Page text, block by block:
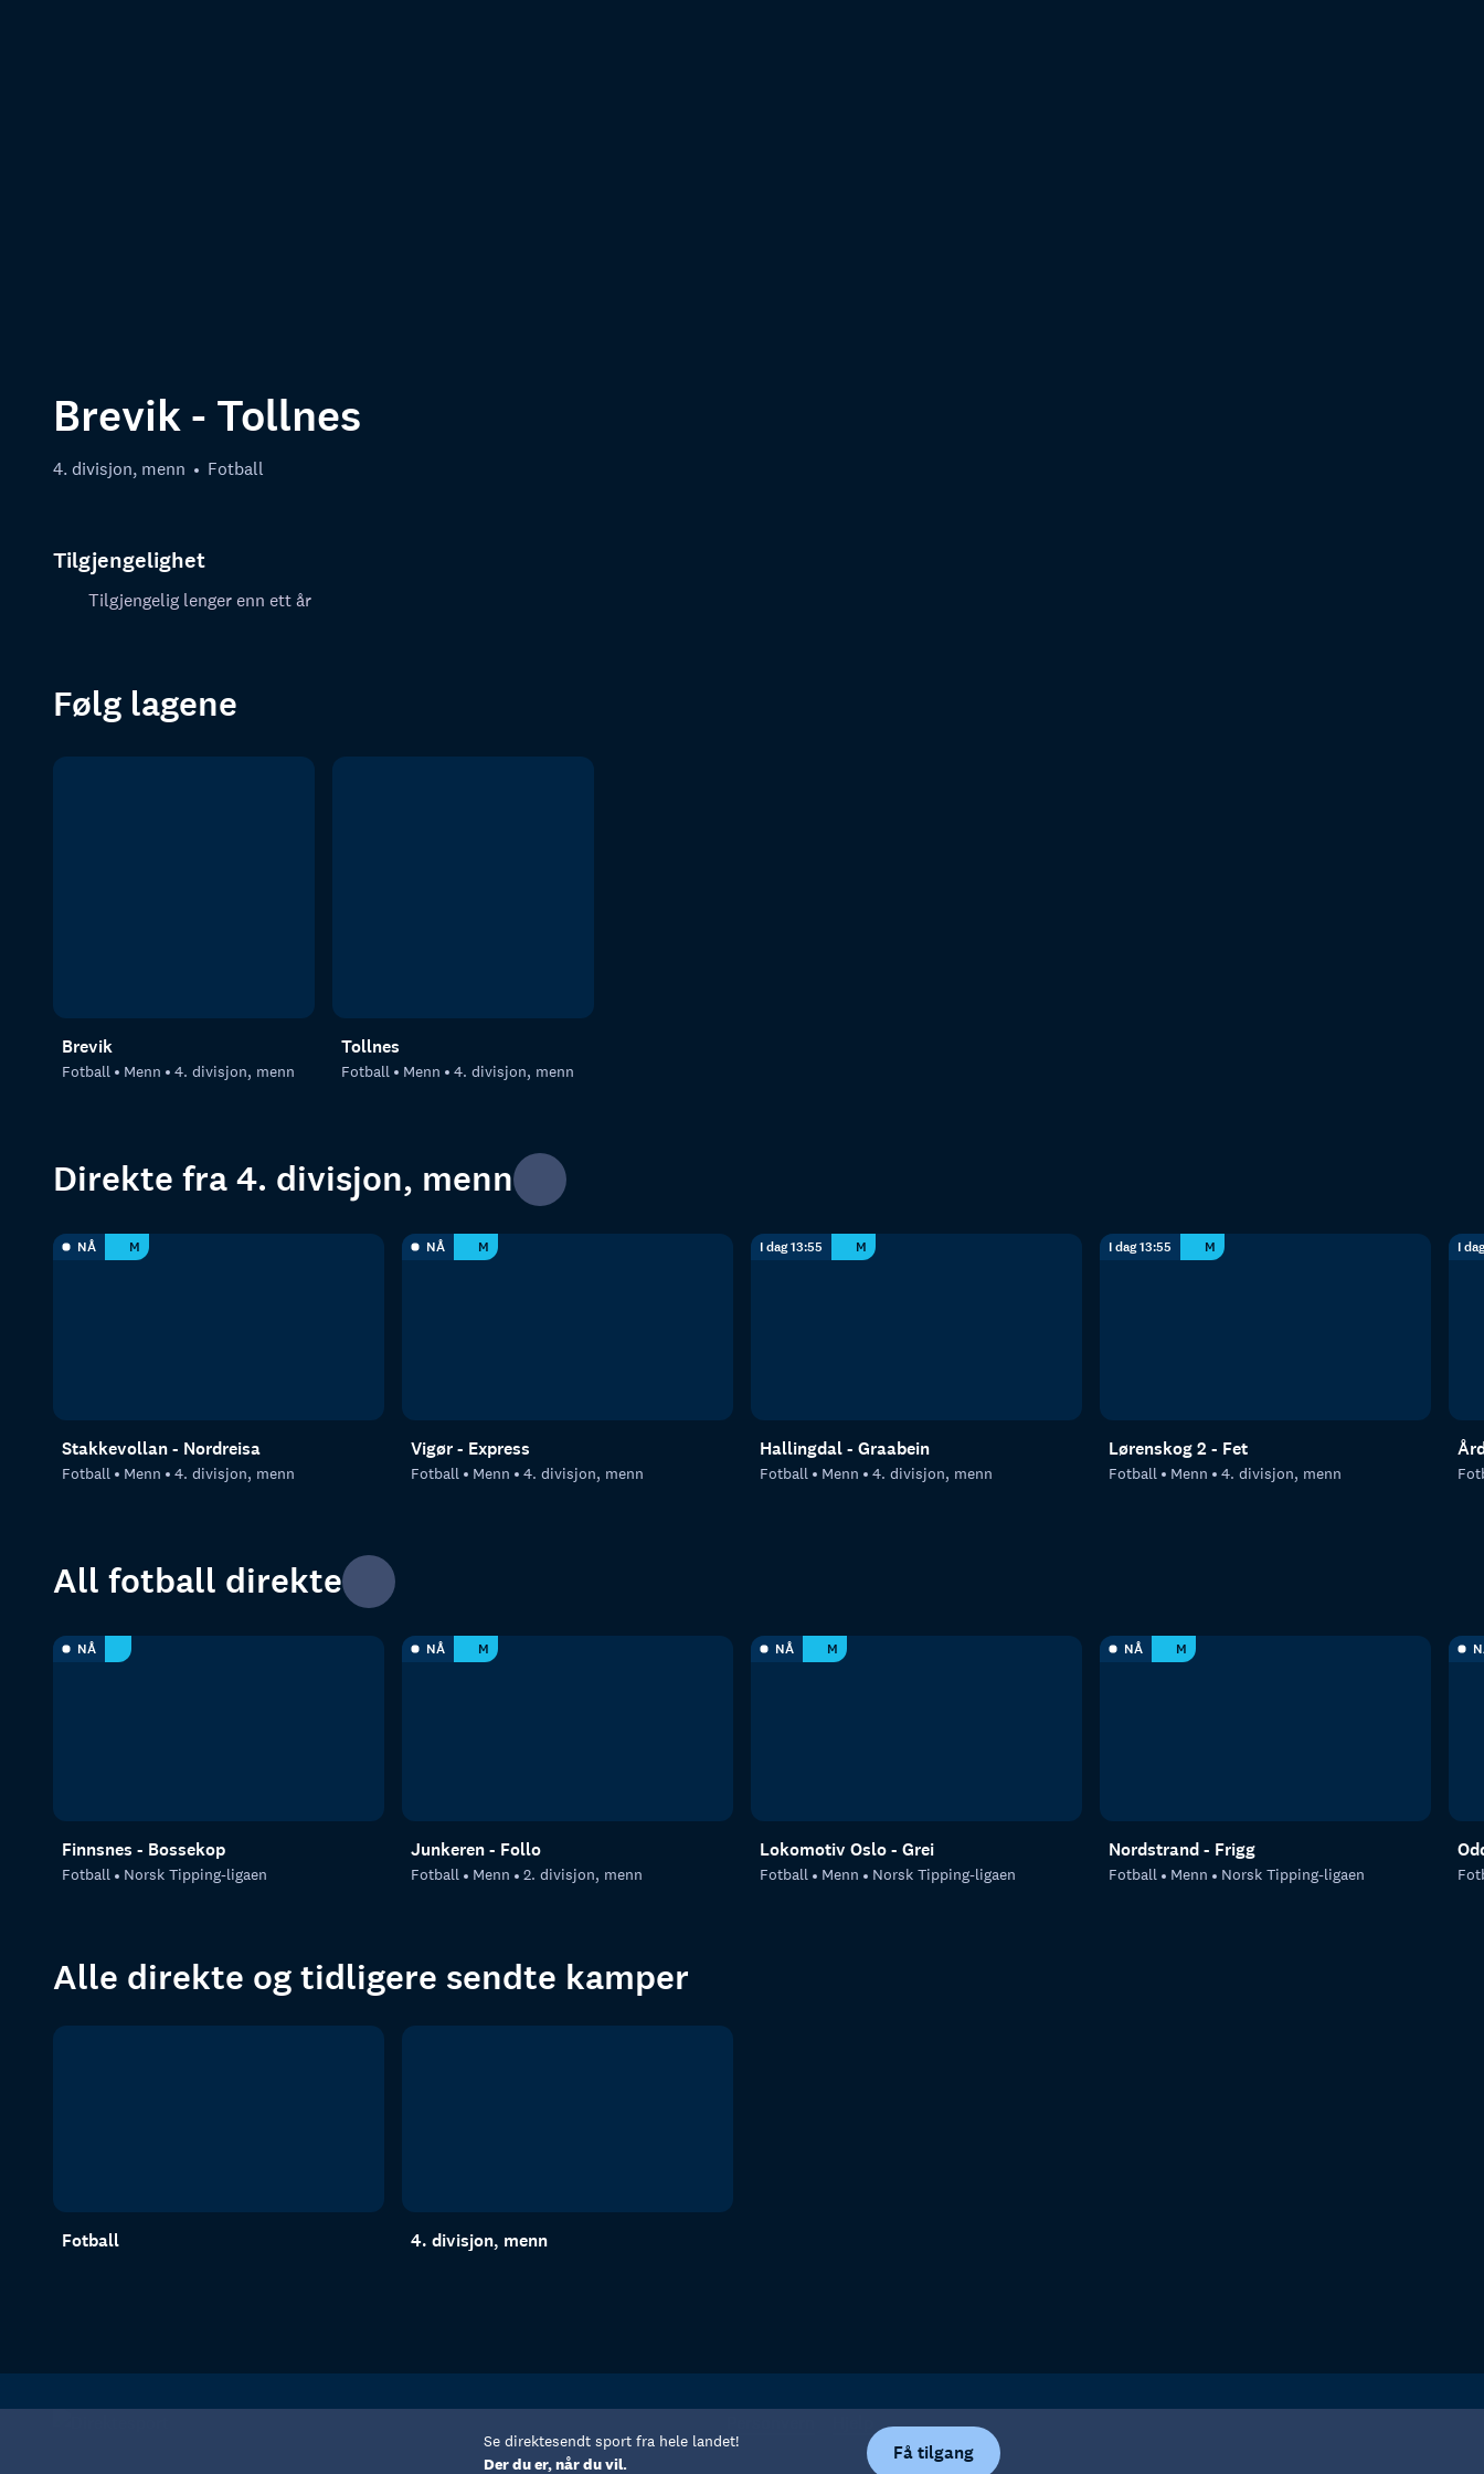
Se direktesendt sport fra hele landet!
Der du er, når du vil.
Få tilgang
Brevik - Tollnes
4. divisjon, menn Fotball
Tilgjengelighet
Tilgjengelig lenger enn ett år
Følg lagene
Brevik
Fotball Menn 4. divisjon, menn
Tollnes
Fotball Menn 4. divisjon, menn
Direkte fra 4. divisjon, menn
NÅ M
Stakkevollan - Nordreisa
Fotball Menn 4. divisjon, menn
NÅ M
Vigør - Express
Fotball Menn 4. divisjon, menn
I dag 13:55 M
Hallingdal - Graabein
Fotball Menn 4. divisjon, menn
I dag 13:55 M
Lørenskog 2 - Fet
Fotball Menn 4. divisjon, menn
I
All fotball direkte
NÅ
Finnsnes - Bossekop
Fotball Norsk Tipping-ligaen
NÅ M
Junkeren - Follo
Fotball Menn 2. divisjon, menn
NÅ M
Lokomotiv Oslo - Grei
Fotball Menn Norsk Tipping-ligaen
NÅ M
Nordstrand - Frigg
Fotball Menn Norsk Tipping-ligaen
Alle direkte og tidligere sendte kamper
Fotball 4. divisjon, menn